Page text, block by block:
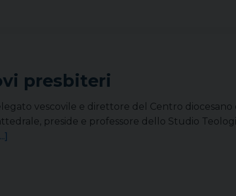
presbiteri
vescovile e direttore del Centro
preside e professore dello Studio